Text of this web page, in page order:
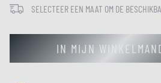
SELECTEER EEN MAAT OM DE
IN MIJN